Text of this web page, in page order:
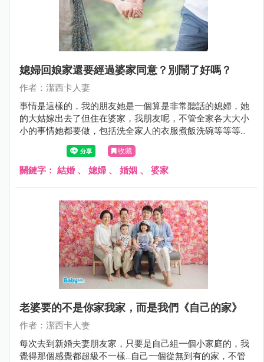
媳婦回娘家還要經過婆家同意？別鬧了好嗎？
作者：潔西卡人妻
事情是這樣的，我的朋友她是一個算是非常聽話的媳婦，她
的大姑嫁出去了但住在婆家，我朋友呢，不管全家各大大小
小的事情她都要做，包括洗全家人的衣服煮飯洗碗等等等的
（沒錯連大姑一家的衣服），大姑卻連家事都很少做，這樣
不平等的待遇對我朋友來說，雖然說出來總是被我們罵，但
她總是忍了再說，說久我們也沒轍，畢竟別人家務事也只能
收藏
關鍵字： 結婚 、 媳婦 、 婚姻 、 婆家
老婆要的不是你家我家，而是我們《自己的家》
作者：潔西卡人妻
每次去到新婚夫妻朋友家，只要是自己組一個小家庭的，我
覺得那個感覺都超級不一樣...自己一個從無到有的家，不管